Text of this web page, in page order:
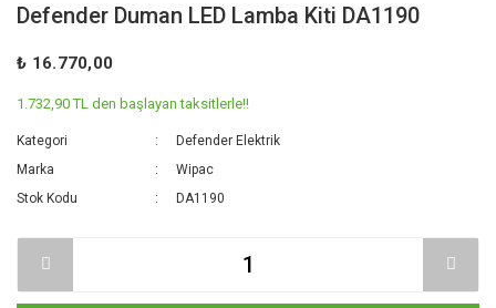
Defender Duman LED Lamba Kiti DA1190
₺ 16.770,00
1.732,90 TL den başlayan taksitlerle!!
Kategori
Defender Elektrik
Marka
Wipac
Stok Kodu
DA1190